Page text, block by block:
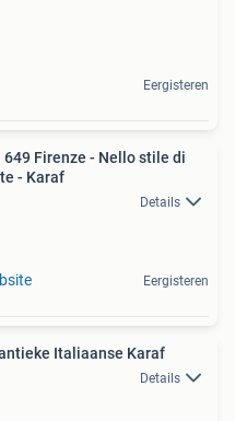
Eergisteren
Firenze - Nello stile di
- Karaf
Details
Eergisteren
Italiaanse Karaf
Details